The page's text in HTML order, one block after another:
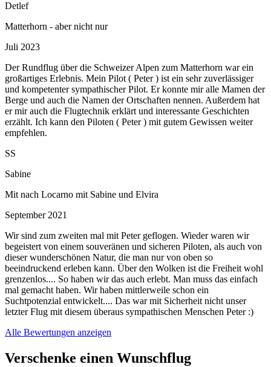
Detlef
Matterhorn - aber nicht nur
Juli 2023
Der Rundflug über die Schweizer Alpen zum Matterhorn war ein
großartiges Erlebnis. Mein Pilot ( Peter ) ist ein sehr zuverlässiger
und kompetenter sympathischer Pilot. Er konnte mir alle Mamen der
Berge und auch die Namen der Ortschaften nennen. Außerdem hat
er mir auch die Flugtechnik erklärt und interessante Geschichten
erzählt. Ich kann den Piloten ( Peter ) mit gutem Gewissen weiter
empfehlen.
SS
Sabine
Mit nach Locarno mit Sabine und Elvira
September 2021
Wir sind zum zweiten mal mit Peter geflogen. Wieder waren wir
begeistert von einem souveränen und sicheren Piloten, als auch von
dieser wunderschönen Natur, die man nur von oben so
beeindruckend erleben kann. Über den Wolken ist die Freiheit wohl
grenzenlos.... So haben wir das auch erlebt. Man muss das einfach
mal gemacht haben. Wir haben mittlerweile schon ein
Suchtpotenzial entwickelt.... Das war mit Sicherheit nicht unser
letzter Flug mit diesem überaus sympathischen Menschen Peter :)
Alle Bewertungen anzeigen
Verschenke einen Wunschflug